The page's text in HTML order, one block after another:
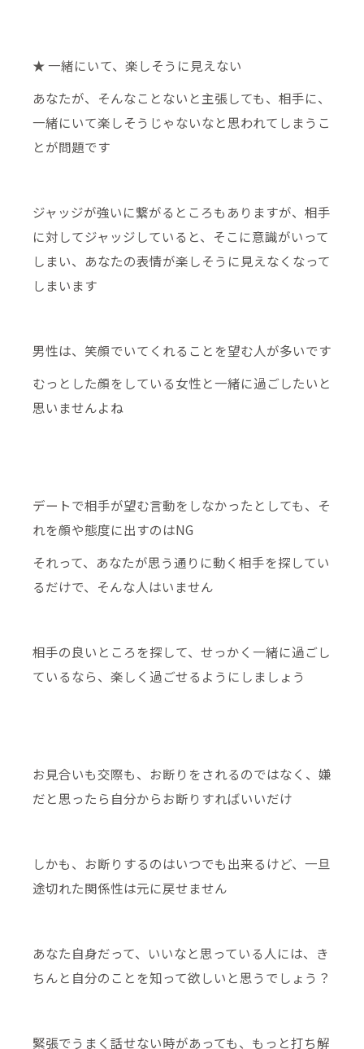
★ 一緒にいて、楽しそうに見えない
あなたが、そんなことないと主張しても、相手に、
一緒にいて楽しそうじゃないなと思われてしまうこ
とが問題です
ジャッジが強いに繋がるところもありますが、相手
に対してジャッジしていると、そこに意識がいって
しまい、あなたの表情が楽しそうに見えなくなって
しまいます
男性は、笑顔でいてくれることを望む人が多いです
むっとした顔をしている女性と一緒に過ごしたいと
思いませんよね
デートで相手が望む言動をしなかったとしても、そ
れを顔や態度に出すのはNG
それって、あなたが思う通りに動く相手を探してい
るだけで、そんな人はいません
相手の良いところを探して、せっかく一緒に過ごし
ているなら、楽しく過ごせるようにしましょう
お見合いも交際も、お断りをされるのではなく、嫌
だと思ったら自分からお断りすればいいだけ
しかも、お断りするのはいつでも出来るけど、一旦
途切れた関係性は元に戻せません
あなた自身だって、いいなと思っている人には、き
ちんと自分のことを知って欲しいと思うでしょう？
緊張でうまく話せない時があっても、もっと打ち解